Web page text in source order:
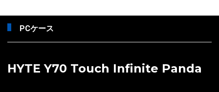
PCケース
HYTE Y70 Touch Infinite Panda